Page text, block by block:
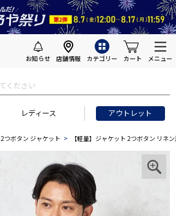
お知らせ 店舗情報 カテゴリー カート メニュー
レディース アウトレット
2つボタン ジャケット 【軽量】ジャケット 2つボタン リネ